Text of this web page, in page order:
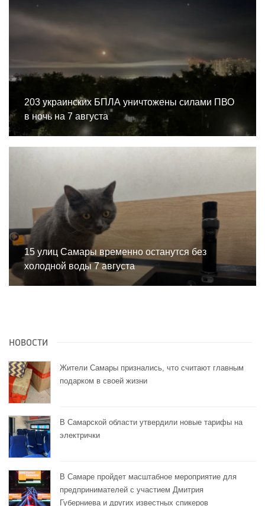
203 украинских БПЛА уничтожены силами ПВО
в ночь на 7 августа
15 улиц Самары временно останутся без
холодной воды 7 августа
НОВОСТИ
Жители Самары признались, что считают главным
подарком в своей жизни
В Самарской области утвердили новые тарифы на
электрички
В Самаре пройдет масштабное мероприятие для
предпринимателей с участием Дмитрия
Губерниева и других известных спикеров